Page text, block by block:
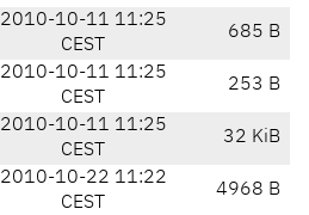
2010-10-11 11:25
CEST
685 B
2010-10-11 11:25
CEST
253 B
2010-10-11 11:25
CEST
32 KiB
2010-10-22 11:22
CEST
4968 B